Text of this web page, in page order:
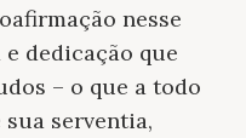
nesse
dedicação que
– o que a todo
serventia,